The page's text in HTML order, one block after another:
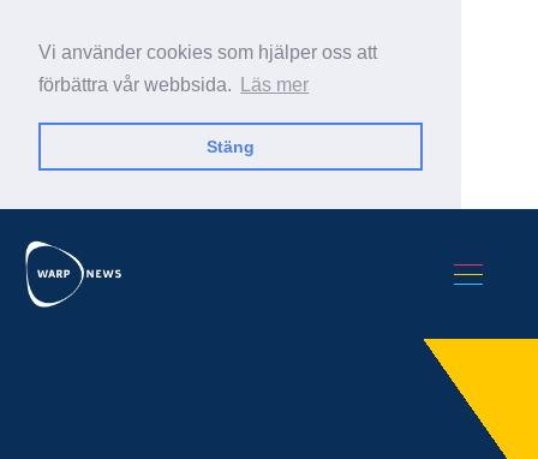
Vi använder cookies som hjälper oss att
förbättra vår webbsida.
Läs mer
Stäng